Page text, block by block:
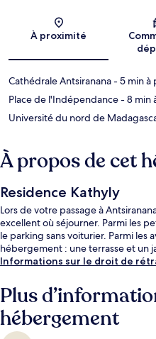
À proximité
Cathédrale Antsiranana- 5 min à
Place de l'Indépendance- 8 min
Université du nord de
À propos de cet
Residence Kathyly
Lors de votre passage à
excellent où séjourner. Parmi les
le parking sans voiturier. Parmi les
hébergement : une terrasse et un
Informations sur le droit de
Plus
hébergement